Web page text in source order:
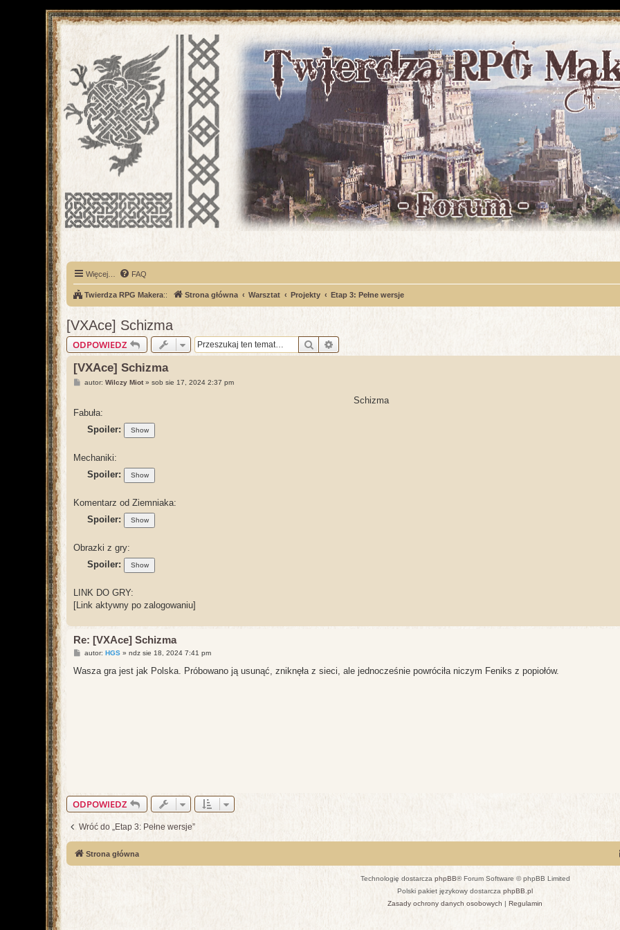
Więcej… FAQ
Twierdza RPG Makera:: Strona główna Warsztat Projekty Etap 3: Pełne wersje
[VXAce] Schizma
ODPOWIEDZ Szukaj
[VXAce] Schizma
Pautor: Wilczy Miot» sob sie 17, 2024 2:37 pm
Schizma
Fabuła:
Spoiler:
Mechaniki:
Spoiler:
Komentarz od Ziemniaka:
Spoiler:
Obrazki z gry:
Spoiler:
LINK DO GRY:
[Link aktywny po zalogowaniu]
Re: [VXAce] Schizma
P
s
autor: HGS» ndz sie 18, 2024 7:41 pm
Wasza gra jest jak Polska. Próbowano ją usunąć, zniknęła z sieci, ale jednocześnie powróciła niczym Feniks z popiołów.
ODPOWIEDZ
Wróć do „Etap 3: Pełne wersje”
Strona główna
Technologię dostarcza phpBB® Forum Software © phpBB Limited
Polski pakiet językowy dostarcza phpBB.pl
Zasady ochrony danych osobowych | Regulamin